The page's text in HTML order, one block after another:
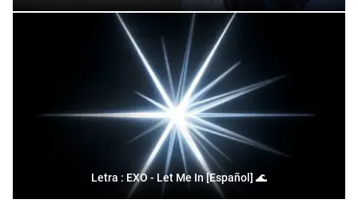
Letra : EXO - Let Me In [Español] 🌊